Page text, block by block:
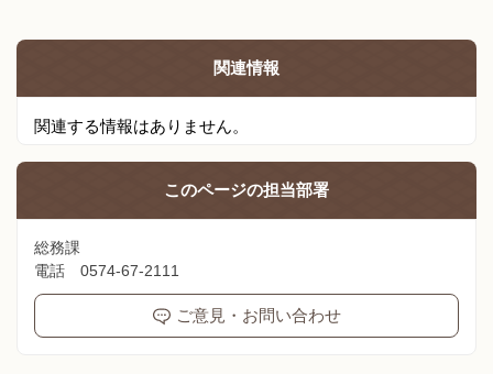
関連情報
関連する情報はありません。
このページの担当部署
総務課
電話 0574-67-2111
ご意見・お問い合わせ